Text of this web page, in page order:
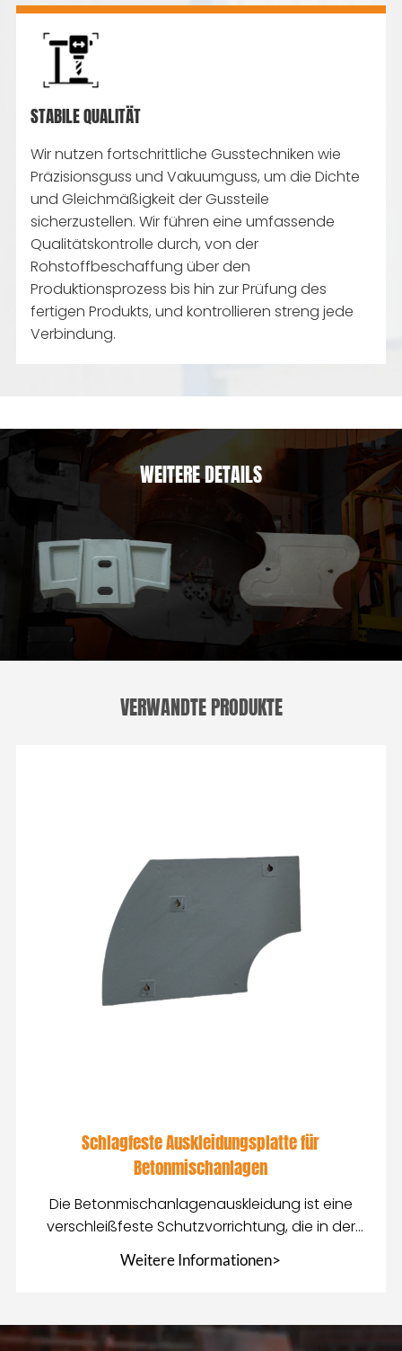
STABILE QUALITÄT
Wir nutzen fortschrittliche Gusstechniken wie
Präzisionsguss und Vakuumguss, um die Dichte
und Gleichmäßigkeit der Gussteile
sicherzustellen. Wir führen eine umfassende
Qualitätskontrolle durch, von der
Rohstoffbeschaffung über den
Produktionsprozess bis hin zur Prüfung des
fertigen Produkts, und kontrollieren streng jede
Verbindung.
WEITERE DETAILS
VERWANDTE PRODUKTE
Schlagfeste Auskleidungsplatte für
Betonmischanlagen
Die Betonmischanlagenauskleidung ist eine
verschleißfeste Schutzvorrichtung, die in der
Mischanlage eingebaut ist
Weitere Informationen>